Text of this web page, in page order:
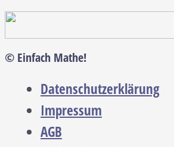
© Einfach Mathe!
Datenschutzerklärung
Impressum
AGB